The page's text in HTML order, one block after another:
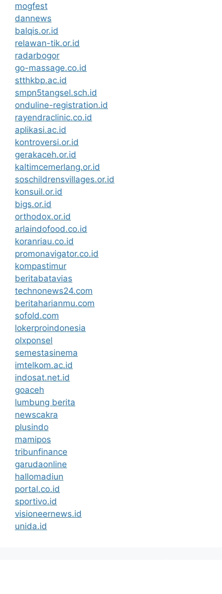
mogfest
dannews
balqis.or.id
relawan-tik.or.id
radarbogor
go-massage.co.id
stthkbp.ac.id
smpn5tangsel.sch.id
onduline-registration.id
rayendraclinic.co.id
aplikasi.ac.id
kontroversi.or.id
gerakaceh.or.id
kaltimcemerlang.or.id
soschildrensvillages.or.id
konsuil.or.id
bigs.or.id
orthodox.or.id
arlaindofood.co.id
koranriau.co.id
promonavigator.co.id
kompastimur
beritabatavias
technonews24.com
beritaharianmu.com
sofold.com
lokerproindonesia
olxponsel
semestasinema
imtelkom.ac.id
indosat.net.id
goaceh
lumbung berita
newscakra
plusindo
mamipos
tribunfinance
garudaonline
hallomadiun
portal.co.id
sportivo.id
visioneernews.id
unida.id